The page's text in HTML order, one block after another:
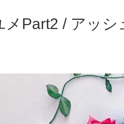
メPart2 / アッシ